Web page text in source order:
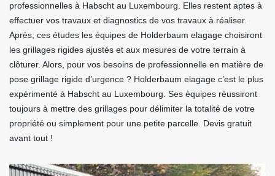
professionnelles à Habscht au Luxembourg. Elles restent aptes à
effectuer vos travaux et diagnostics de vos travaux à réaliser.
Après, ces études les équipes de Holderbaum elagage choisiront
les grillages rigides ajustés et aux mesures de votre terrain à
clôturer. Alors, pour vos besoins de professionnelle en matière de
pose grillage rigide d’urgence ? Holderbaum elagage c’est le plus
expérimenté à Habscht au Luxembourg. Ses équipes réussiront
toujours à mettre des grillages pour délimiter la totalité de votre
propriété ou simplement pour une petite parcelle. Devis gratuit
avant tout !